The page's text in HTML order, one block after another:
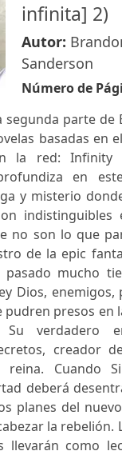
infinita] 2)
Autor:
Sanderson
Número de
segunda parte de
basadas en
la red: Infinity
en
y misterio
indistinguibles
no son lo que
de la epic
pasado mucho
Dios, enemigos,
pudren presos en
Su verdadero
creador
Cuando
deberá
planes del
la rebelión.
llevarán como